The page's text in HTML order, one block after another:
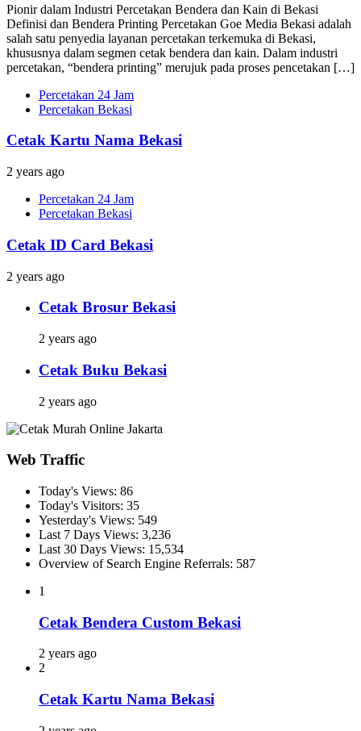
Pionir dalam Industri Percetakan Bendera dan Kain di Bekasi
Definisi dan Bendera Printing Percetakan Goe Media Bekasi adalah
salah satu penyedia layanan percetakan terkemuka di Bekasi,
khususnya dalam segmen cetak bendera dan kain. Dalam industri
percetakan, “bendera printing” merujuk pada proses pencetakan […]
Percetakan 24 Jam
Percetakan Bekasi
Cetak Kartu Nama Bekasi
2 years ago
Percetakan 24 Jam
Percetakan Bekasi
Cetak ID Card Bekasi
2 years ago
Cetak Brosur Bekasi
2 years ago
Cetak Buku Bekasi
2 years ago
Web Traffic
Today's Views: 86
Today's Visitors: 35
Yesterday's Views: 549
Last 7 Days Views: 3,236
Last 30 Days Views: 15,534
Overview of Search Engine Referrals: 587
1
Cetak Bendera Custom Bekasi
2 years ago
2
Cetak Kartu Nama Bekasi